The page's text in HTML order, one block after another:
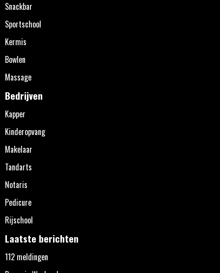
Snackbar
Sportschool
Kermis
Bowlen
Massage
Bedrijven
Kapper
Kinderopvang
Makelaar
Tandarts
Notaris
Pedicure
Rijschool
Laatste berichten
112 meldingen